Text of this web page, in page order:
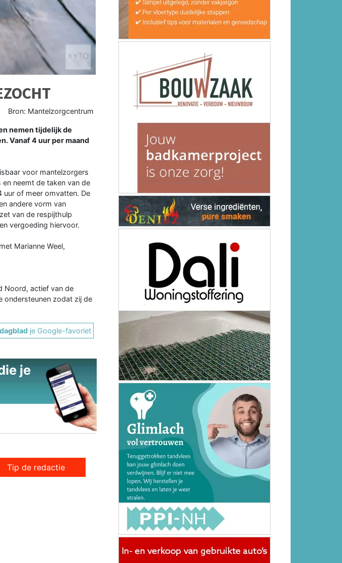
Bron: Mantelzorgcentrum
nemen tijdelijk de
Vanaf 4 uur per maand
voor mantelzorgers
neemt de taken van de
uur of meer omvatten. De
andere vorm van
van de respijthulp
vergoeding hiervoor.
Marianne Weel,
Noord, actief van de
ondersteunen zodat zij de
je Google-favoriet
je
Tip de redactie